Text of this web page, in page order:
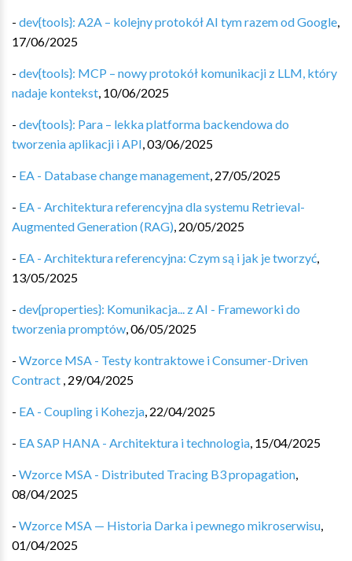
- dev{tools}: A2A – kolejny protokół AI tym razem od Google,
17/06/2025
- dev{tools}: MCP – nowy protokół komunikacji z LLM, który
nadaje kontekst, 10/06/2025
- dev{tools}: Para – lekka platforma backendowa do
tworzenia aplikacji i API,03/06/2025
- EA - Database change management, 27/05/2025
- EA - Architektura referencyjna dla systemu Retrieval-
Augmented Generation (RAG), 20/05/2025
- EA - Architektura referencyjna: Czym są i jak je tworzyć,
13/05/2025
- dev{properties}: Komunikacja... z AI - Frameworki do
tworzenia promptów,06/05/2025
- Wzorce MSA - Testy kontraktowe i Consumer-Driven
Contract , 29/04/2025
- EA - Coupling i Kohezja, 22/04/2025
- EA SAP HANA - Architektura i technologia, 15/04/2025
- Wzorce MSA - Distributed Tracing B3 propagation,
08/04/2025
- Wzorce MSA — Historia Darka i pewnego mikroserwisu,
01/04/2025